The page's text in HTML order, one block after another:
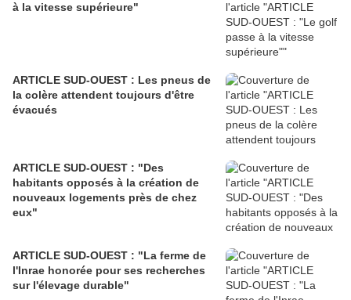
à la vitesse supérieure"
ARTICLE SUD-OUEST : Les pneus de
la colère attendent toujours d'être
évacués
ARTICLE SUD-OUEST : "Des
habitants opposés à la création de
nouveaux logements près de chez
eux"
ARTICLE SUD-OUEST : "La ferme de
l'Inrae honorée pour ses recherches
sur l'élevage durable"